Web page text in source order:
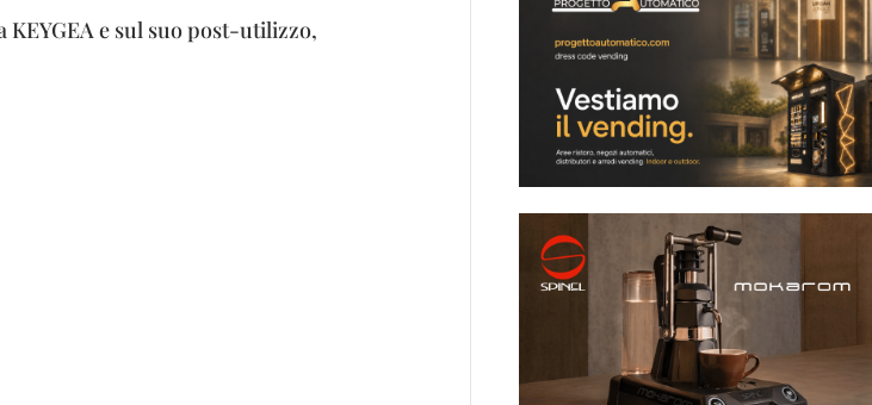
e sul suo post-utilizzo,